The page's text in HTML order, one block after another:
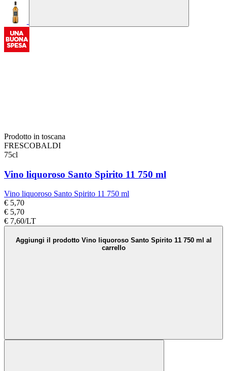
Prodotto in toscana
FRESCOBALDI
75cl
Vino liquoroso Santo Spirito 11 750 ml
Vino liquoroso Santo Spirito 11 750 ml
€ 5,70
€ 5,70
€ 7,60/LT
Aggiungi il prodotto Vino liquoroso Santo Spirito 11 750 ml al
carrello